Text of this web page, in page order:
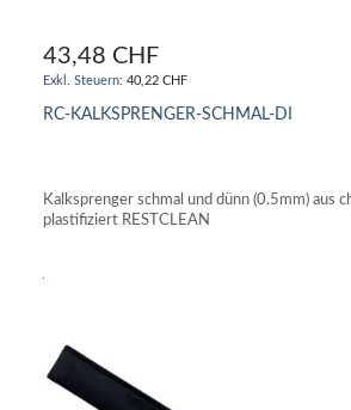
43,48 CHF
40,22 CHF
RC-KALKSPRENGER-SCHMAL-DI
Kalksprenger schmal und dünn (0.5mm) aus
plastifiziert RESTCLEAN